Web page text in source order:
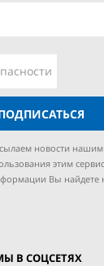
новости
этим
Вы найдете
В СОЦСЕТЯХ